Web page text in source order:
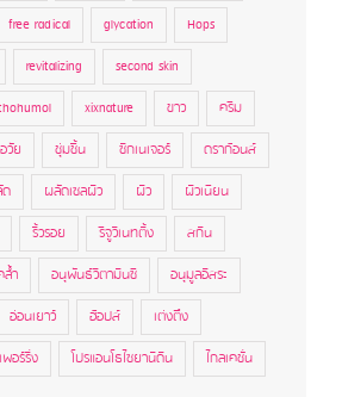
free radical glycation
Hops
revitalizing
second skin
xixnature ขาว
ครีม
วัย ชุ่มชื้น ซิกเนเจอร์
ดราก้อนส์
ผลัดเซลผิว ผิว
ผิวเนียน
ริ้วรอย รีจูวิเนทติ้ง
สกิน
ำ อนุพันธ์วิตามินซี
อนุมูลอิสระ
อ่อนเยาว์ ฮ้อปส์
เต่งตึง
อร์ริ่ง โปรแอนโธไซยานิดิน ไกลเคชั่น